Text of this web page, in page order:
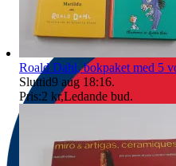
Roald Dahl, bokpaket med 5
Sluttid9 aug 18:16.
Pris:2 kr,Ledande bud.